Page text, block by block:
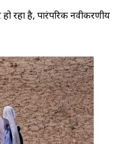
रहा है, पारंपरिक नवीकरणीय